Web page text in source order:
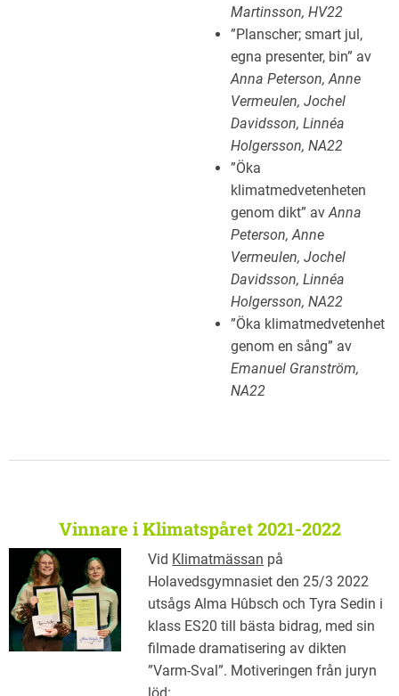
Martinsson, HV22
”Planscher; smart jul,
egna presenter, bin” av
Anna Peterson, Anne
Vermeulen, Jochel
Davidsson, Linnéa
Holgersson, NA22
”Öka
klimatmedvetenheten
genom dikt” avAnna
Peterson, Anne
Vermeulen, Jochel
Davidsson, Linnéa
Holgersson, NA22
”Öka klimatmedvetenhet
genom en sång” av
Emanuel Granström,
NA22
Vinnare i Klimatspåret 2021-2022
Vid Klimatmässan på
Holavedsgymnasiet den 25/3 2022
utsågs Alma Hûbsch och Tyra Sedin i
klass ES20 till bästa bidrag, med sin
filmade dramatisering av dikten
”Varm-Sval”. Motiveringen från juryn